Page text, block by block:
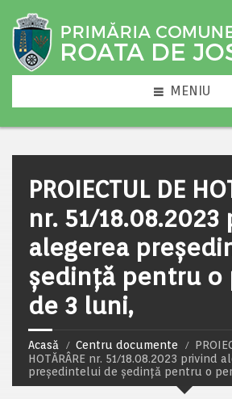
MENIU
PROIECTUL DE
nr. 51/
alegerea
şedinţă pentru o
de 3 luni,
Acasă Centru documente
HOTĂRÂRE nr. 51/18.08.2023 privind
preşedintelui de şedinţă pentru o